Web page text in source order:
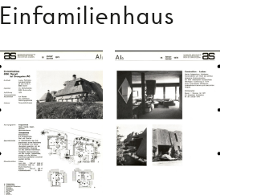
Einfamilienhaus